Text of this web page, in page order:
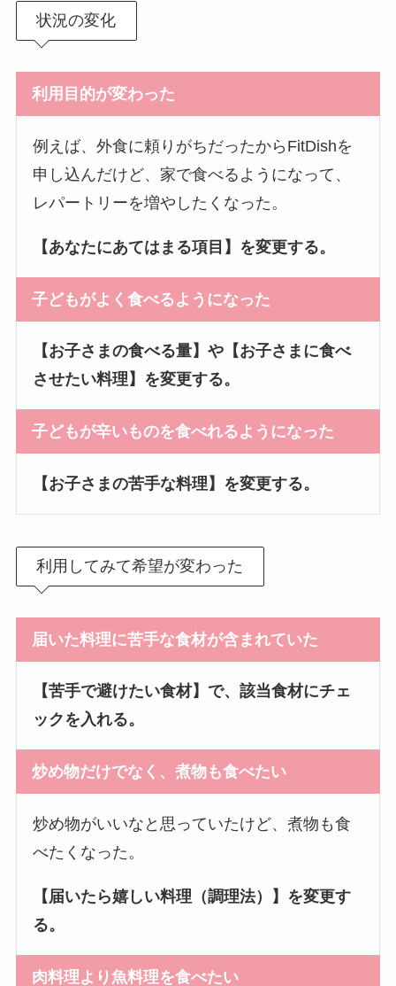
状況の変化
利用目的が変わった
例えば、外食に頼りがちだったからFitDishを
申し込んだけど、家で食べるようになって、
レパートリーを増やしたくなった。
【あなたにあてはまる項目】を変更する。
子どもがよく食べるようになった
【お子さまの食べる量】や【お子さまに食べ
させたい料理】を変更する。
子どもが辛いものを食べれるようになった
【お子さまの苦手な料理】を変更する。
利用してみて希望が変わった
届いた料理に苦手な食材が含まれていた
【苦手で避けたい食材】で、該当食材にチェ
ックを入れる。
炒め物だけでなく、煮物も食べたい
炒め物がいいなと思っていたけど、煮物も食
べたくなった。
【届いたら嬉しい料理（調理法）】を変更す
る。
肉料理より魚料理を食べたい